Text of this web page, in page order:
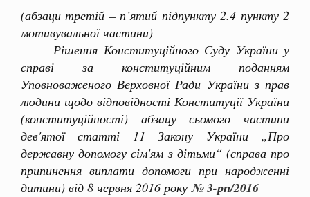
(абзаци третій – п’ятий підпункту 2.4 пункту 2
мотивувальної частини)
Рішення Конституційного Суду України у
справі за конституційним поданням
Уповноваженого Верховної Ради України з прав
людини щодо відповідності Конституції України
(конституційності) абзацу сьомого частини
дев'ятої статті 11 Закону України „Про
державну допомогу сім'ям з дітьми“ (справа про
припинення виплати допомоги при народженні
дитини) від 8 червня 2016 року № 3-рп/2016